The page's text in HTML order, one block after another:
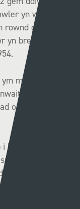
yn wynebu
gynderfynol
yn breuddwydio
mis Tachwedd,
ers hynny (vs
o wyth gêm heb
ben, mae Met
James
36 mlwydd
cyntaf i’r clwb y